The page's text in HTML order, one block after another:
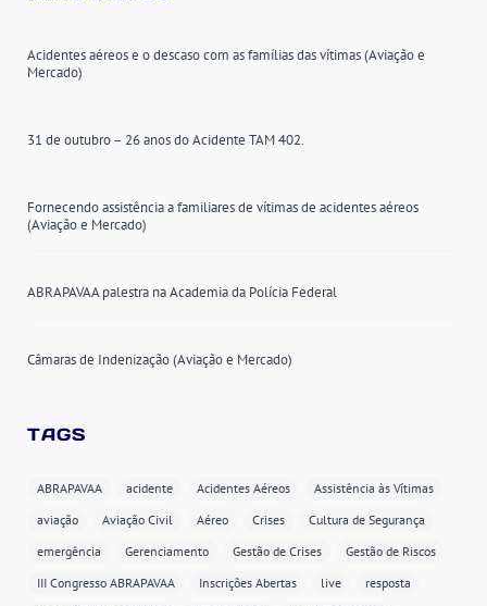
Acidentes aéreos e o descaso com as famílias das vítimas (Aviação e
Mercado)
31 de outubro – 26 anos do Acidente TAM 402.
Fornecendo assistência a familiares de vítimas de acidentes aéreos
(Aviação e Mercado)
ABRAPAVAA palestra na Academia da Polícia Federal
Câmaras de Indenização (Aviação e Mercado)
TAGS
ABRAPAVAA acidente Acidentes Aéreos
Assistência às Vítimas
aviação
Aviação Civil Aéreo Crises
Cultura de Segurança
emergência
Gerenciamento Gestão de Crises
Gestão de Riscos
III Congresso ABRAPAVAA
Inscrições Abertas live
resposta